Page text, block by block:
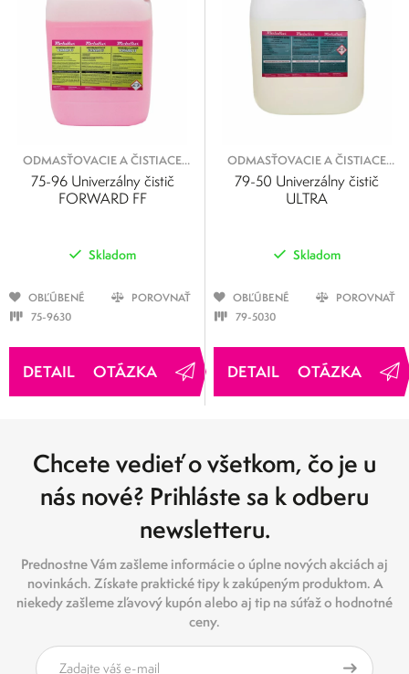
ODMASŤOVACIE A ČISTIACE
KVAPALINY
75-96 Univerzálny čistič
FORWARD FF
Skladom
OBĽÚBENÉ
POROVNAŤ
75-9630
OTÁZKA
ODMASŤOVACIE A ČISTIACE
KVAPALINY
79-50 Univerzálny čistič
ULTRA
Skladom
OBĽÚBENÉ
POROVNAŤ
79-5030
OTÁZKA
Chcete vedieť o všetkom, čo je u
nás nové? Prihláste sa k odberu
newsletteru.
Prednostne Vám zašleme informácie o úplne nových akciách aj
novinkách. Získate praktické tipy k zakúpeným produktom. A
niekedy zašleme zľavový kupón alebo aj tip na súťaž o hodnotné
ceny.